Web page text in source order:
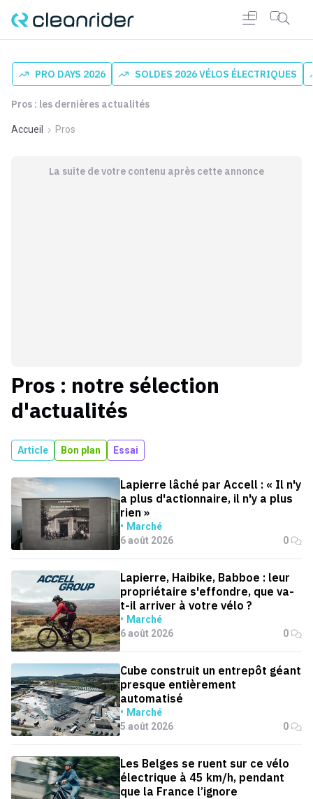
PRO DAYS 2026 SOLDES 2026 VÉLOS ÉLECTRIQUES
Pros : les dernières actualités
Accueil Pros
La suite de votre contenu après cette annonce
Pros : notre sélection
d'actualités
Article Bon plan Essai
Lapierre lâché par Accell : « Il n'y
a plus d'actionnaire, il n'y a plus
rien »
Marché
6 août 2026
0
Lapierre, Haibike, Babboe : leur
propriétaire s'effondre, que va-
t-il arriver à votre vélo ?
Marché
6 août 2026
0
Cube construit un entrepôt géant
presque entièrement
automatisé
Marché
5 août 2026
0
Les Belges se ruent sur ce vélo
électrique à 45 km/h, pendant
que la France l’ignore